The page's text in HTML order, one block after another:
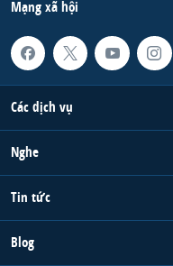
Mạng xã hội
Các dịch vụ
Nghe
Tin tức
Blog